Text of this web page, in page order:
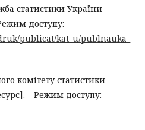
статистики України
доступу:
publicat/kat_u/publnauka_
комітету статистики
– Режим доступу: